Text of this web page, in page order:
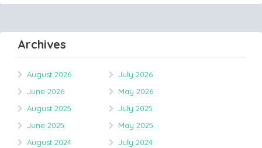
Archives
August 2026
July 2026
June 2026
May 2026
August 2025
July 2025
June 2025
May 2025
August 2024
July 2024